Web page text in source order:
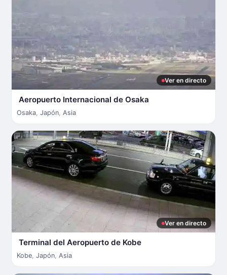
Ver en directo
Aeropuerto Internacional de Osaka
Osaka, Japón, Asia
Ver en directo
Terminal del Aeropuerto de Kobe
Kobe, Japón, Asia